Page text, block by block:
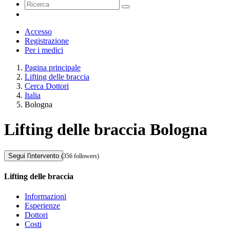
Accesso
Registrazione
Per i medici
Pagina principale
Lifting delle braccia
Cerca Dottori
Italia
Bologna
Lifting delle braccia Bologna
Segui l'intervento (356 followers)
Lifting delle braccia
Informazioni
Esperienze
Dottori
Costi